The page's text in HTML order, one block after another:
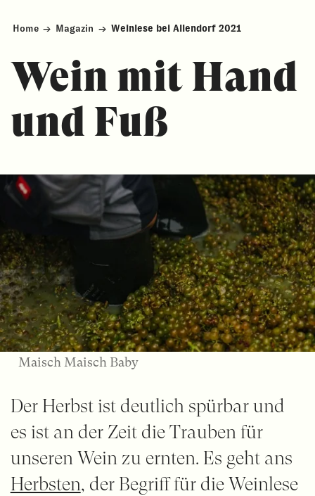
Home → Magazin → Weinlese bei Allendorf 2021
Wein mit Hand
und Fuß
Maisch Maisch Baby
Der Herbst ist deutlich spürbar und
es ist an der Zeit die Trauben für
unseren Wein zu ernten. Es geht ans
Herbsten, der Begriff für die Weinlese